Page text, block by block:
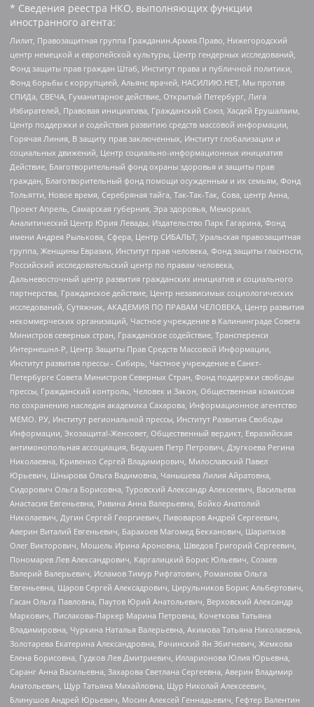
* Сведения реестра НКО, выполняющих функции
иностранного агента:
Лилит, Правозащитная группа Гражданин.Армия.Право, Нижегородский
центр немецкой и европейской культуры, Центр гендерных исследований,
Фонд защиты прав граждан Штаб, Институт права и публичной политики,
Фонд борьбы с коррупцией, Альянс врачей, НАСИЛИЮ.НЕТ, Мы против
СПИДа, СВЕЧА, Гуманитарное действие, Открытый Петербург, Лига
Избирателей, Правовая инициатива, Гражданский Союз, Хасдей Ерушалаим,
Центр поддержки и содействия развитию средств массовой информации,
Горячая Линия, В защиту прав заключенных, Институт глобализации и
социальных движений, Центр социально-информационных инициатив
Действие, Благотворительный фонд охраны здоровья и защиты прав
граждан, Благотворительный фонд помощи осужденным и их семьям, Фонд
Тольятти, Новое время, Серебряная тайга, Так-Так-Так, Сова, центр Анна,
Проект Апрель, Самарская губерния, Эра здоровья, Мемориал,
Аналитический Центр Юрия Левады, Издательство Парк Гагарина, Фонд
имени Андрея Рылькова, Сфера, Центр СИБАЛЬТ, Уральская правозащитная
группа, Женщины Евразии, Институт прав человека, Фонд защиты гласности,
Российский исследовательский центр по правам человека,
Дальневосточный центр развития гражданских инициатив и социального
партнерства, Гражданское действие, Центр независимых социологических
исследований, Сутяжник, АКАДЕМИЯ ПО ПРАВАМ ЧЕЛОВЕКА, Центр развития
некоммерческих организаций, Частное учреждение в Калининграде Совета
Министров северных стран, Гражданское содействие, Трансперенси
Интернешнл-Р, Центр Защиты Прав Средств Массовой Информации,
Институт развития прессы - Сибирь, Частное учреждение в Санкт-
Петербурге Совета Министров Северных Стран, Фонд поддержки свободы
прессы, Гражданский контроль, Человек и Закон, Общественная комиссия
по сохранению наследия академика Сахарова, Информационное агентство
МЕМО. РУ, Институт региональной прессы, Институт Развития Свободы
Информации, Экозащита!-Женсовет, Общественный вердикт, Евразийская
антимонопольная ассоциация, Бедушев Петр Петрович, Дзугкоева Регина
Николаевна, Кривенко Сергей Владимирович, Милославский Павел
Юрьевич, Шнырова Ольга Вадимовна, Чанышева Лилия Айратовна,
Сидорович Ольга Борисовна, Туровский Александр Алексеевич, Васильева
Анастасия Евгеньевна, Ривина Анна Валерьевна, Бойко Анатолий
Николаевич, Дугин Сергей Георгиевич, Пивоваров Андрей Сергеевич,
Аверин Виталий Евгеньевич, Барахоев Магомед Бекханович, Шарипков
Олег Викторович, Мошель Ирина Ароновна, Шведов Григорий Сергеевич,
Пономарев Лев Александрович, Каргалицкий Борис Юльевич, Созаев
Валерий Валерьевич, Исламов Тимур Рифгатович, Романова Ольга
Евгеньевна, Щаров Сергей Алексадрович, Цирульников Борис Альбертович,
Гасан Ольга Павловна, Паутов Юрий Анатольевич, Верховский Александр
Маркович, Пислакова-Паркер Марина Петровна, Кочеткова Татьяна
Владимировна, Чуркина Наталья Валерьевна, Акимова Татьяна Николаевна,
Золотарева Екатерина Александровна, Рачинский Ян Збигневич, Жемкова
Елена Борисовна, Гудков Лев Дмитриевич, Илларионова Юлия Юрьевна,
Саранг Анна Васильевна, Захарова Светлана Сергеевна, Аверин Владимир
Анатольевич, Щур Татьяна Михайловна, Щур Николай Алексеевич,
Блинушов Андрей Юрьевич, Мосин Алексей Геннадьевич, Гефтер Валентин